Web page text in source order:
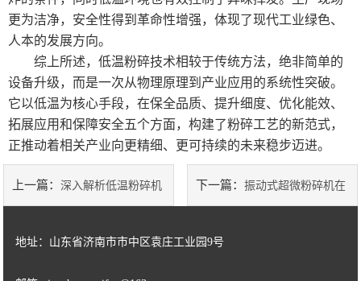
更为洁净，安全性得到革命性增强，体现了现代工业绿色、
人本的发展方向。
综上所述，低温粉碎技术相较于传统方法，绝非简单的
设备升级，而是一次从物理原理到产业应用的系统性突破。
它以低温为核心手段，在保全品质、提升细度、优化能效、
拓展应用和保障安全五个方面，构建了粉碎工艺的新范式，
正推动着相关产业向更精细、更可持续的未来稳步迈进。
上一篇：深入解析低温粉碎机 下一篇： 振动式超微粉碎机在
地址：山东省济南市市中区袁庄工业园9号